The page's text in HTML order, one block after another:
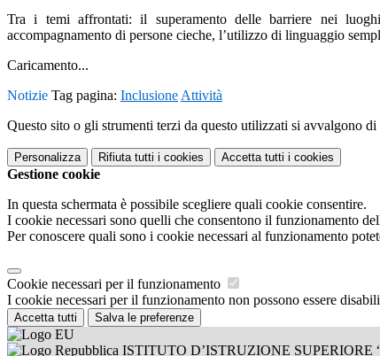
Tra i temi affrontati: il superamento delle barriere nei
accompagnamento di persone cieche, l’utilizzo di linguaggio
Caricamento...
Notizie Tag pagina: Inclusione Attività
Questo sito o gli strumenti terzi da questo utilizzati si avvalgono
Personalizza Rifiuta tutti i cookies Accetta tutti i cookies
Gestione cookie
In questa schermata è possibile scegliere quali cookie consentire.
I cookie necessari sono quelli che consentono il funzionamento
Per conoscere quali sono i cookie necessari al funzionamento
Cookie necessari per il funzionamento
I cookie necessari per il funzionamento non possono essere
Accetta tutti Salva le preferenze
ISTITUTO D’ISTRUZIONE SUPERIORE